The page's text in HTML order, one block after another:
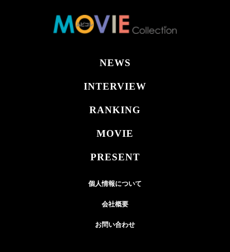
NEWS
INTERVIEW
RANKING
MOVIE
PRESENT
個人情報について
会社概要
お問い合わせ